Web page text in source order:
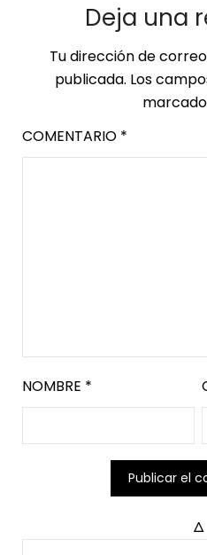
Deja una
Tu dirección de
publicada. Los
COMENTARIO *
NOMBRE *
Δ